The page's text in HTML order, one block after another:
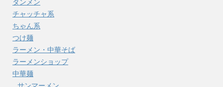
タンメン
チャッチャ系
ちゃん系
つけ麺
ラーメン・中華そば
ラーメンショップ
中華麺